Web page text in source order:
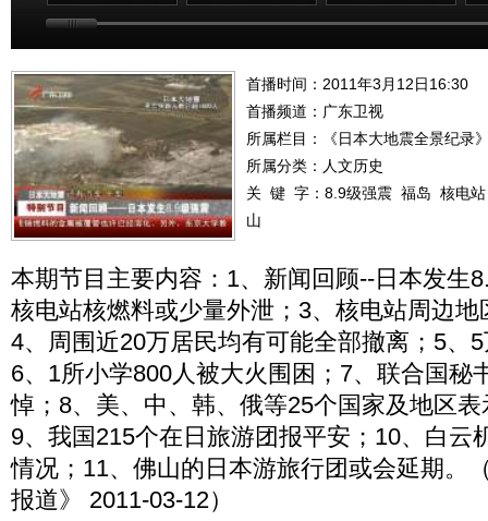
首播时间：2011年3月12日16:30
首播频道： 广东卫视
所属栏目：
《日本大地震全景纪录
所属分类：人文历史
关 键 字： 8.9级强震 福岛 核电站
山
本期节目主要内容：1、新闻回顾--日本发生
核电站核燃料或少量外泄；3、核电站周边
4、周围近20万居民均有可能全部撤离；5、
6、1所小学800人被大火围困；7、联合国秘
悼；8、美、中、韩、俄等25个国家及地区
9、我国215个在日旅游团报平安；10、白云
情况；11、佛山的日本游旅行团或会延期。
报道》 2011-03-12）